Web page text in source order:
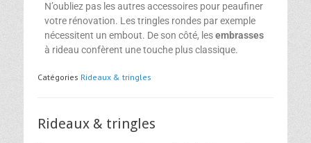
N’oubliez pas les autres accessoires pour peaufiner
votre rénovation. Les tringles rondes par exemple
nécessitent un embout. De son côté, lesembrasses
à rideau confèrent une touche plus classique.
Catégories Rideaux & tringles
Rideaux & tringles